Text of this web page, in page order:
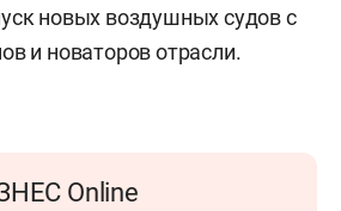
новых воздушных судов с
и новаторов отрасли.
Online